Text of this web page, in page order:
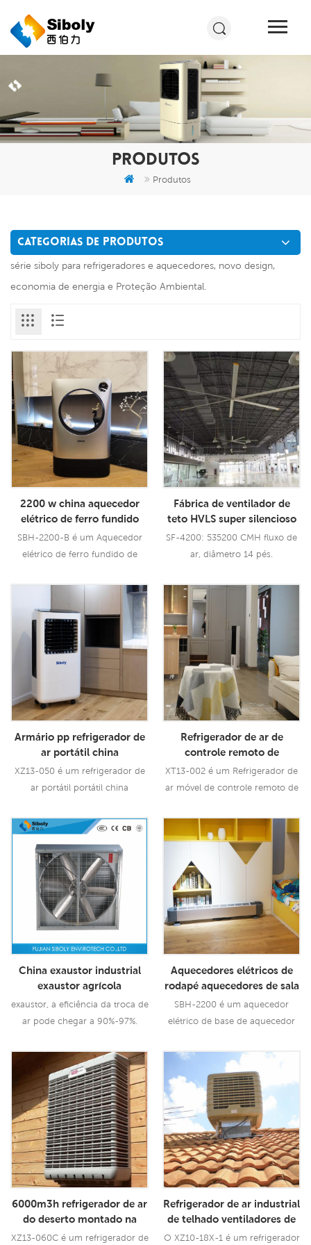
PRODUTOS
Produtos
CATEGORIAS DE PRODUTOS
série siboly para refrigeradores e aquecedores, novo design,
economia de energia e Proteção Ambiental.
2200 w china aquecedor
elétrico de ferro fundido
fábrica aquecedores
elétricos lowes
SBH-2200-B é um Aquecedor
elétrico de ferro fundido de
inoxidável china .
Consulte Mais
Informação
Fábrica de ventilador de
teto HVLS super silencioso
de 14 pés da china
SF-4200: 535200 CMH fluxo de
ar, diâmetro 14 pés.
Consulte Mais
Informação
Armário pp refrigerador de
ar portátil china
refrigerador evaporativo
portátil refrigerador de ar
XZ13-050 é um refrigerador de
ar portátil portátil china
evaporativo portátil para casa
com fluxo de ar 5000cmh, 3
velocidades com controle
remoto.
Consulte Mais
Informação
Refrigerador de ar de
controle remoto de
tamanho pequeno china
refrigerador de ar móvel
XT13-002 é um Refrigerador de
ar móvel de controle remoto de
com fluxo de ar de 200cmh, 3
velocidades com controle
remoto.
Consulte Mais
Informação
China exaustor industrial
exaustor agrícola
exaustor, a eficiência da troca de
ar pode chegar a 90%-97%.
utilizado na indústria e
agricultura.
Consulte Mais
Informação
Aquecedores elétricos de
rodapé aquecedores de sala
da china baixa fábrica de
aquecedor portátil
SBH-2200 é um aquecedor
elétrico de base de aquecedor
aquecedor portátil com saída de
2200 W , tem proteção de
segurança múltipla .
Consulte Mais
Informação
6000m3h refrigerador de ar
do deserto montado na
parede preço refrigerador
XZ13-060C é um refrigerador de
Refrigerador de ar industrial
de telhado ventiladores de
refrigerador de ar
O XZ10-18X-1 é um refrigerador